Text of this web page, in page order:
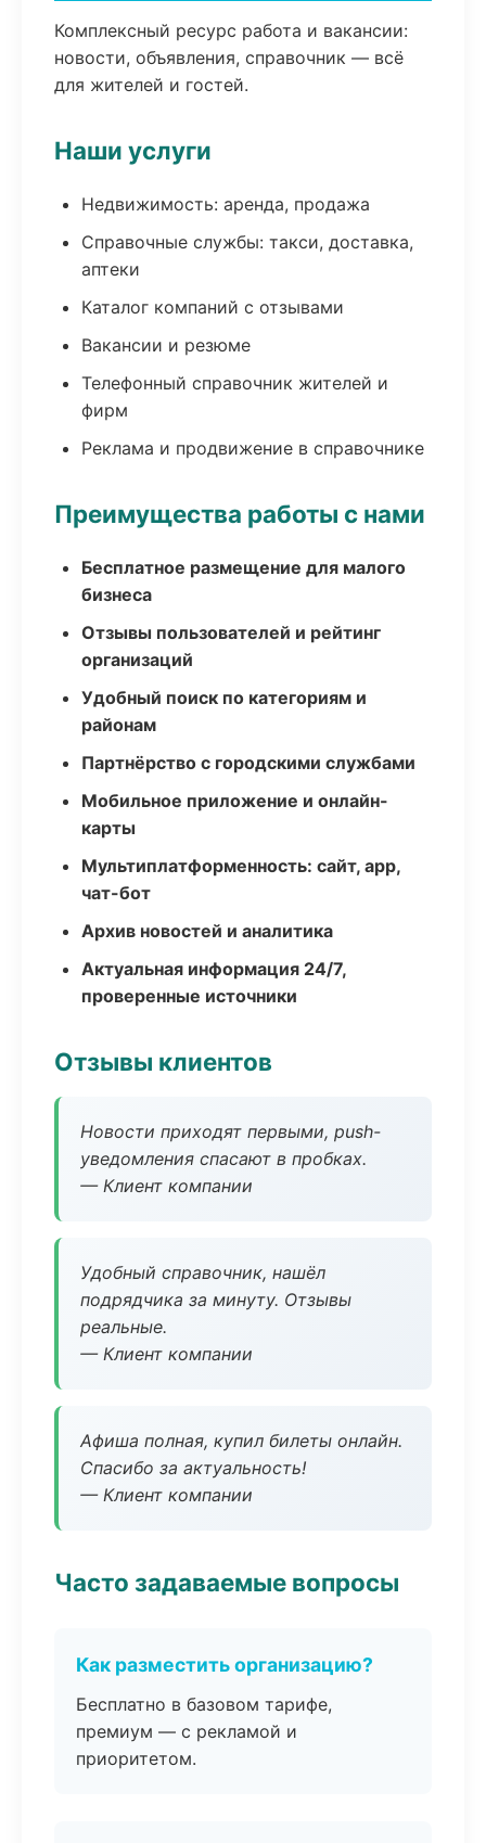
Комплексный ресурс работа и вакансии:
новости, объявления, справочник — всё
для жителей и гостей.
Наши услуги
Недвижимость: аренда, продажа
Справочные службы: такси, доставка,
аптеки
Каталог компаний с отзывами
Вакансии и резюме
Телефонный справочник жителей и
фирм
Реклама и продвижение в справочнике
Преимущества работы с нами
Бесплатное размещение для малого
бизнеса
Отзывы пользователей и рейтинг
организаций
Удобный поиск по категориям и
районам
Партнёрство с городскими службами
Мобильное приложение и онлайн-
карты
Мультиплатформенность: сайт, app,
чат-бот
Архив новостей и аналитика
Актуальная информация 24/7,
проверенные источники
Отзывы клиентов
Новости приходят первыми, push-
уведомления спасают в пробках.
— Клиент компании
Удобный справочник, нашёл
подрядчика за минуту. Отзывы
реальные.
— Клиент компании
Афиша полная, купил билеты онлайн.
Спасибо за актуальность!
— Клиент компании
Часто задаваемые вопросы
Как разместить организацию?
Бесплатно в базовом тарифе,
премиум — с рекламой и
приоритетом.